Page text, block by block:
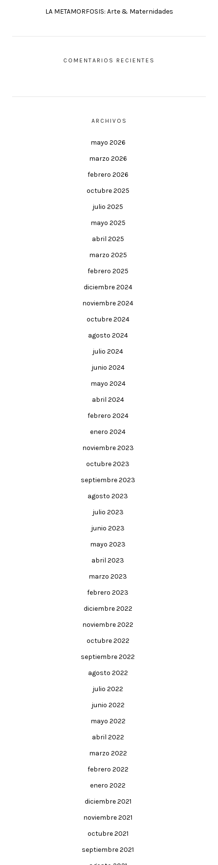
LA METAMORFOSIS: Arte & Maternidades
COMENTARIOS RECIENTES
ARCHIVOS
mayo 2026
marzo 2026
febrero 2026
octubre 2025
julio 2025
mayo 2025
abril 2025
marzo 2025
febrero 2025
diciembre 2024
noviembre 2024
octubre 2024
agosto 2024
julio 2024
junio 2024
mayo 2024
abril 2024
febrero 2024
enero 2024
noviembre 2023
octubre 2023
septiembre 2023
agosto 2023
julio 2023
junio 2023
mayo 2023
abril 2023
marzo 2023
febrero 2023
diciembre 2022
noviembre 2022
octubre 2022
septiembre 2022
agosto 2022
julio 2022
junio 2022
mayo 2022
abril 2022
marzo 2022
febrero 2022
enero 2022
diciembre 2021
noviembre 2021
octubre 2021
septiembre 2021